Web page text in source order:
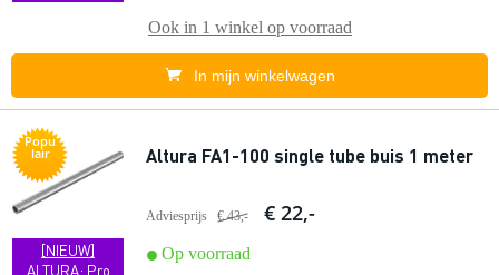
Ook in 1 winkel op voorraad
In mijn winkelwagen
Popu
lair
[NIEUW]
ALTURA: Pro
Altura FA1-100 single tube buis 1 meter
Adviesprijs € 43,- € 22,-
Op voorraad